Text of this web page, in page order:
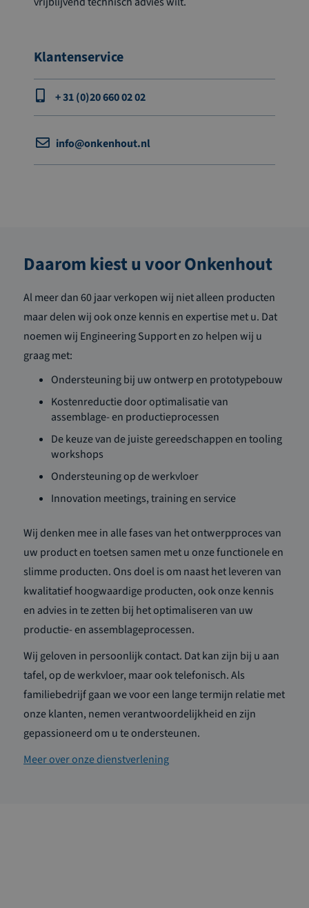
Klantenservice
+ 31 (0)20 660 02 02
info@onkenhout.nl
Daarom kiest u voor Onkenhout
Al meer dan 60 jaar verkopen wij niet alleen producten
maar delen wij ook onze kennis en expertise met u. Dat
noemen wij Engineering Support en zo helpen wij u
graag met:
Ondersteuning bij uw ontwerp en prototypebouw
Kostenreductie door optimalisatie van
assemblage- en productieprocessen
De keuze van de juiste gereedschappen en tooling
workshops
Ondersteuning op de werkvloer
Innovation meetings, training en service
Wij denken mee in alle fases van het ontwerpproces van
uw product en toetsen samen met u onze functionele en
slimme producten. Ons doel is om naast het leveren van
kwalitatief hoogwaardige producten, ook onze kennis
en advies in te zetten bij het optimaliseren van uw
productie- en assemblageprocessen.
Wij geloven in persoonlijk contact. Dat kan zijn bij u aan
tafel, op de werkvloer, maar ook telefonisch. Als
familiebedrijf gaan we voor een lange termijn relatie met
onze klanten, nemen verantwoordelijkheid en zijn
gepassioneerd om u te ondersteunen.
Meer over onze dienstverlening